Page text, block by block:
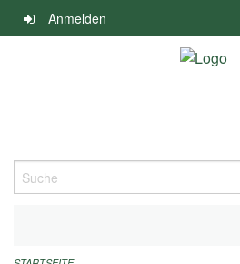
Navigation
überspringen
Anmelden
Suche